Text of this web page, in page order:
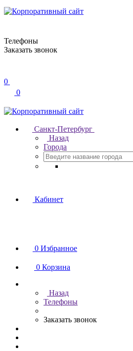
Телефоны
Заказать звонок
0
0
Санкт-Петербург
Назад
Города
Кабинет
0 Избранное
0 Корзина
Назад
Телефоны
Заказать звонок